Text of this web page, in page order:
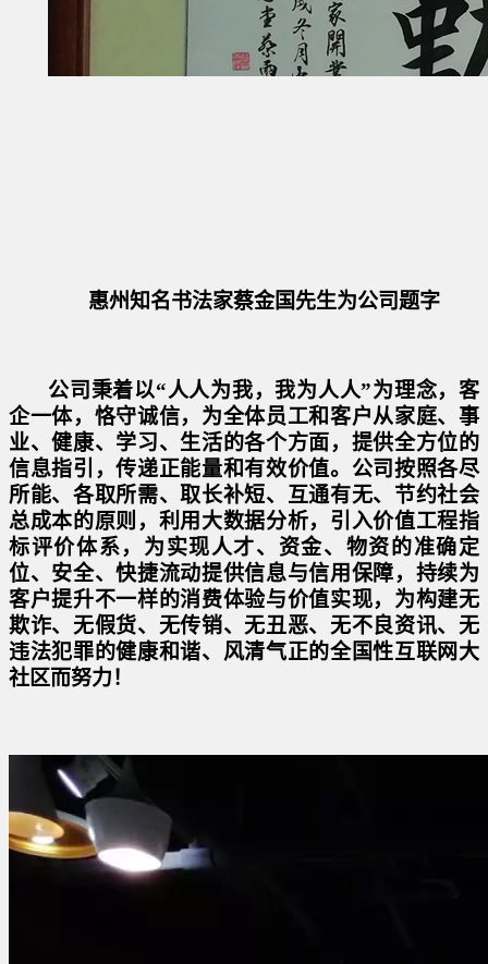
惠州知名书法家蔡金国先生为公司题字
公司秉着以“人人为我，我为人人”为理念，客
企一体，恪守诚信，为全体员工和客户从家庭、事
业、健康、学习、生活的各个方面，提供全方位的
信息指引，传递正能量和有效价值。公司按照各尽
所能、各取所需、取长补短、互通有无、节约社会
总成本的原则，利用大数据分析，引入价值工程指
标评价体系，为实现人才、资金、物资的准确定
位、安全、快捷流动提供信息与信用保障，持续为
客户提升不一样的消费体验与价值实现，为构建无
欺诈、无假货、无传销、无丑恶、无不良资讯、无
违法犯罪的健康和谐、风清气正的全国性互联网大
社区而努力！